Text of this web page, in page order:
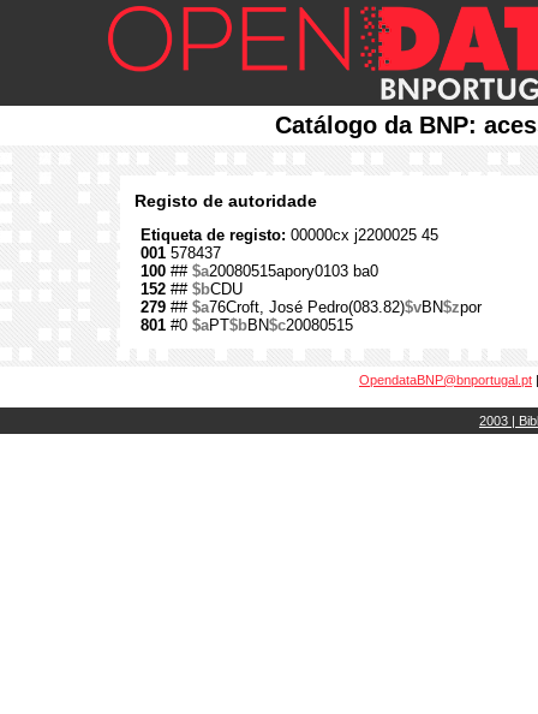
Catálogo da BNP:
Registo de autoridade
Etiqueta de registo: 00000cx j2200025 45
001 578437
100 ## $a20080515apory0103 ba0
152 ## $bCDU
279 ## $a76Croft, José Pedro(083.82)$vBN$zpor
801 #0 $aPT$bBN$c20080515
OpendataBNP@bnportugal.pt
2003 |